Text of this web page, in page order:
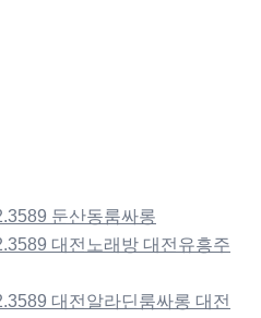
둔산동룸싸롱
대전노래방 대전유흥주
대전알라딘룸싸롱 대전